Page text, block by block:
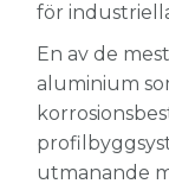
för
En av de
aluminium
utmanande